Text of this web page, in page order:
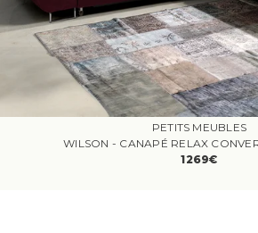
PETITS MEUBLES
WILSON - CANAPÉ RELAX
1269€